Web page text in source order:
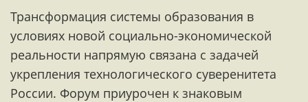
Трансформация системы образования в
условиях новой социально-экономической
реальности напрямую связана с задачей
укрепления технологического суверенитета
России. Форум приурочен к знаковым